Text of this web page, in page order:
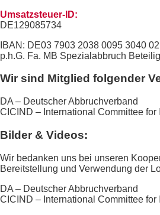
Umsatzsteuer-ID:
DE129085734
IBAN: DE03 7903 2038 0095 3040 02
p.h.G. Fa. MB Spezialabbruch
Wir sind Mitglied folgender
DA – Deutscher Abbruchverband
CICIND – International Committee
Bilder & Videos:
Wir bedanken uns bei unseren
Bereitstellung und Verwendung der
DA – Deutscher Abbruchverband
CICIND – International Committee